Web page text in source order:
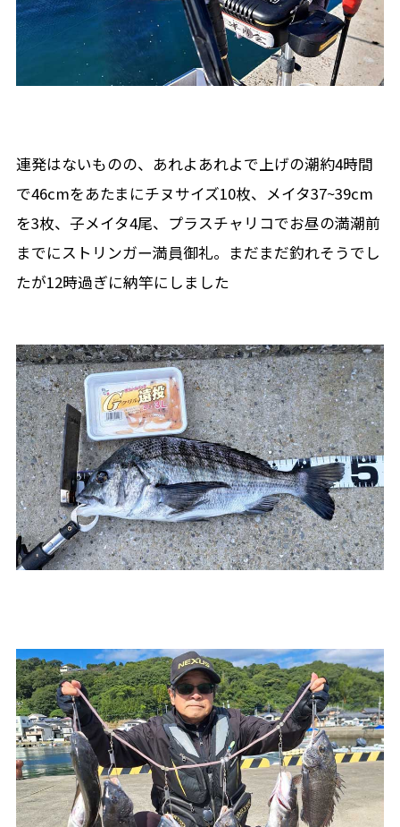
連発はないものの、あれよあれよで上げの潮約4時間
で46cmをあたまにチヌサイズ10枚、メイタ37~39cm
を3枚、子メイタ4尾、プラスチャリコでお昼の満潮前
までにストリンガー満員御礼。まだまだ釣れそうでし
たが12時過ぎに納竿にしました